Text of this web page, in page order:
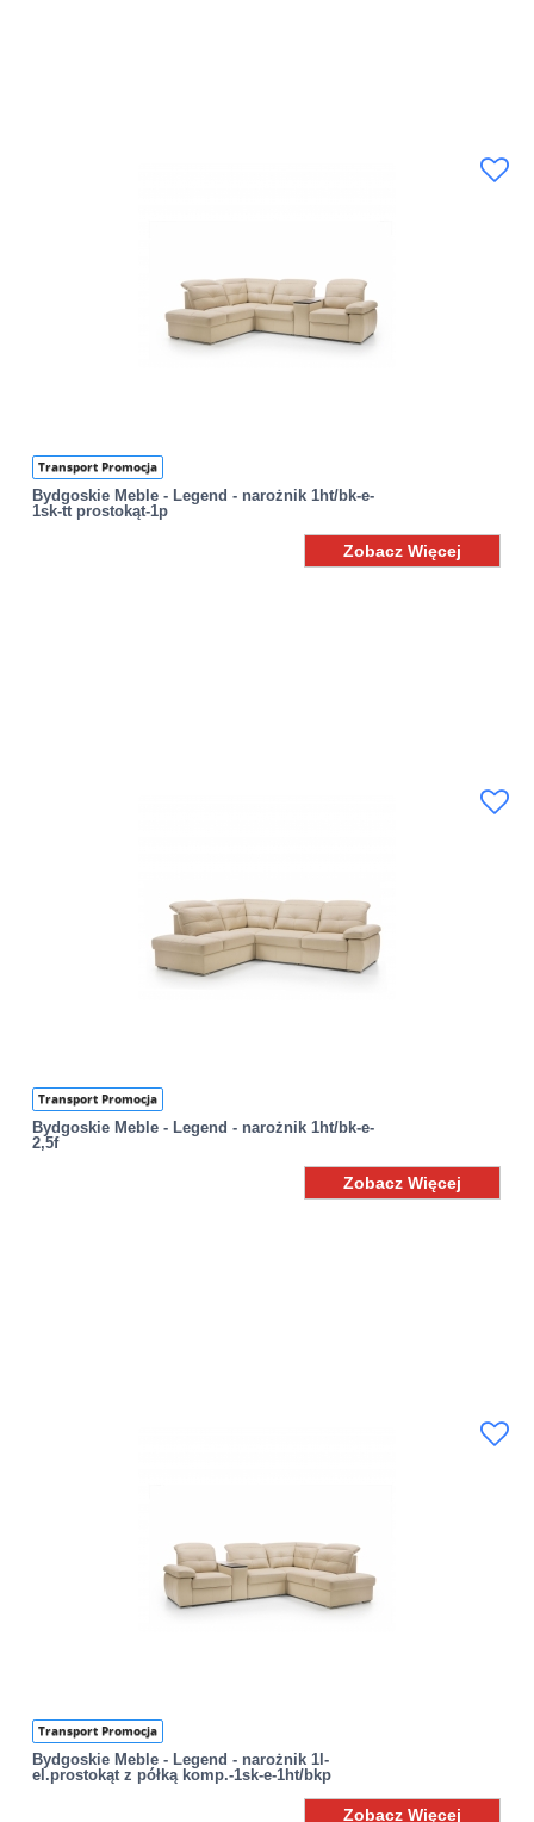
Transport Promocja
Bydgoskie Meble - Legend - narożnik 1ht/bk-e-
1sk-tt prostokąt-1p
Zobacz Więcej
Transport Promocja
Bydgoskie Meble - Legend - narożnik 1ht/bk-e-
2,5f
Zobacz Więcej
Transport Promocja
Bydgoskie Meble - Legend - narożnik 1l-
el.prostokąt z półką komp.-1sk-e-1ht/bkp
Zobacz Więcej